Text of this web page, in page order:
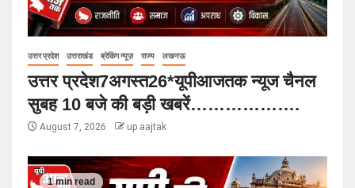
उत्तर प्रदेश उत्तराखंड ब्रेकिंग न्यूज़ राज्य लखनऊ
उत्तर प्रदेश7अगस्त26*यूपीआजतक न्यूज चैनल
सुबह 10 बजे की बड़ी खबरें……………….
August 7, 2026 up aajtak
1 min read